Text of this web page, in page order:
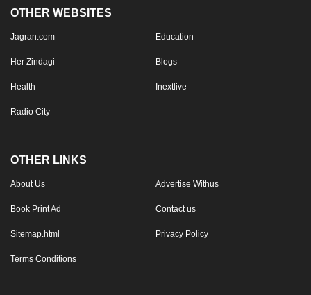
OTHER WEBSITES
Jagran.com Education
Her Zindagi Blogs
Health Inextlive
Radio City
OTHER LINKS
About Us Advertise Withus
Book Print Ad Contact us
Sitemap.html Privacy Policy
Terms Conditions